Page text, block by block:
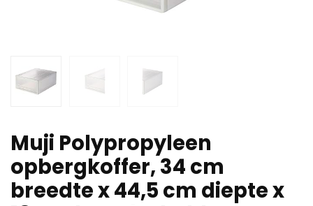
Muji Polypropyleen
opbergkoffer, 34 cm
breedte x 44,5 cm diepte x